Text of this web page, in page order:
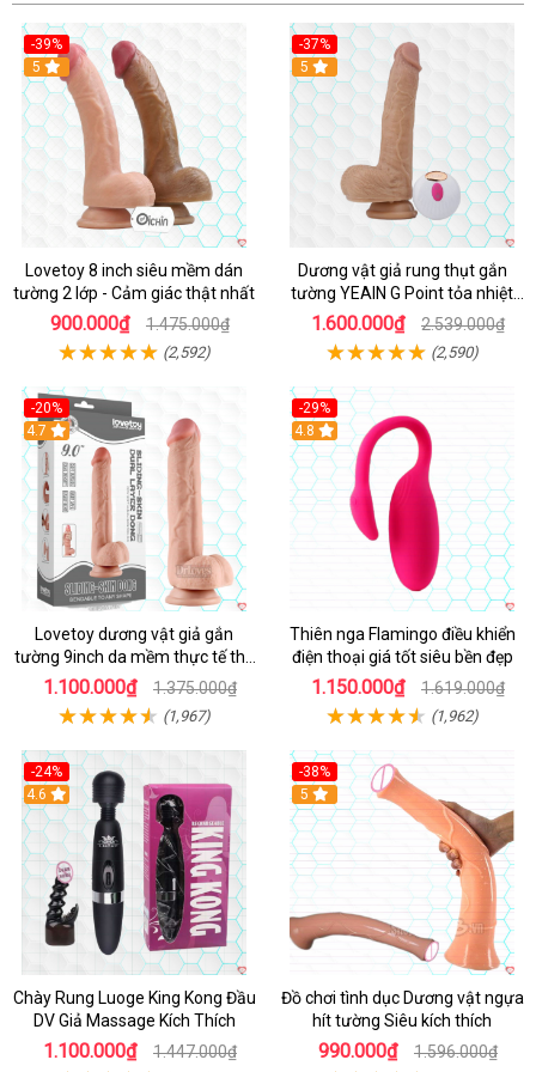
-39%
Hot
5
Lovetoy 8 inch siêu mềm dán
tường 2 lớp - Cảm giác thật nhất
900.000₫ 1.475.000₫
(2,592)
-37%
5
Dương vật giả rung thụt gắn
tường YEAIN G Point tỏa nhiệt
điều khiển từ xa
1.600.000₫ 2.539.000₫
(2,590)
-20%
Hot
4.7
Lovetoy dương vật giả gắn
tường 9inch da mềm thực tế thú
vị
1.100.000₫ 1.375.000₫
(1,967)
-29%
Hot
4.8
Thiên nga Flamingo điều khiển
điện thoại giá tốt siêu bền đẹp
1.150.000₫ 1.619.000₫
(1,962)
-24%
4.6
Chày Rung Luoge King Kong Đầu
DV Giả Massage Kích Thích
1.100.000₫ 1.447.000₫
-38%
Hot
5
Đồ chơi tình dục Dương vật ngựa
hít tường Siêu kích thích
990.000₫ 1.596.000₫